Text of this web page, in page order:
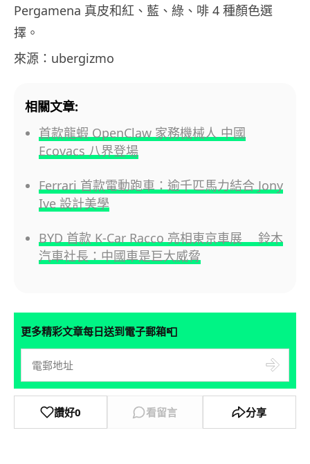
Pergamena 真皮和紅、藍、綠、啡 4 種顏色選
擇。
來源：ubergizmo
相關文章:
首款龍蝦 OpenClaw 家務機械人 中國
Ecovacs 八界登場
Ferrari 首款電動跑車：逾千匹馬力結合 Jony
Ive 設計美學
BYD 首款 K-Car Racco 亮相東京車展 鈴木
汽車社長：中國車是巨大威脅
更多精彩文章每日送到電子郵箱📮
讚好0 看留言 分享